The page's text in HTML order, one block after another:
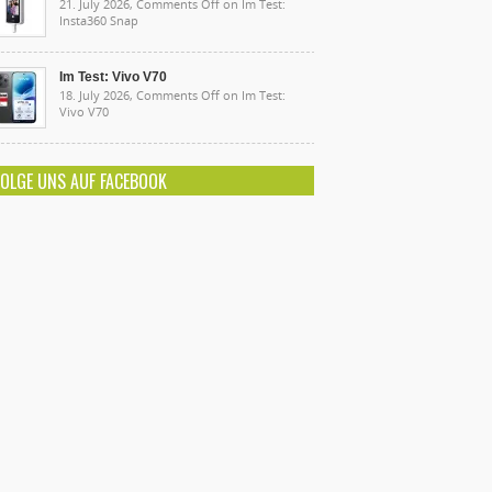
21. July 2026, Comments Off on Im Test:
Insta360 Snap
Im Test: Vivo V70
18. July 2026, Comments Off on Im Test:
Vivo V70
UNS AUF FACEBOOK